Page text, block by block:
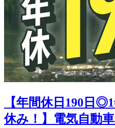
【年間休日190日
休み！】電気自動